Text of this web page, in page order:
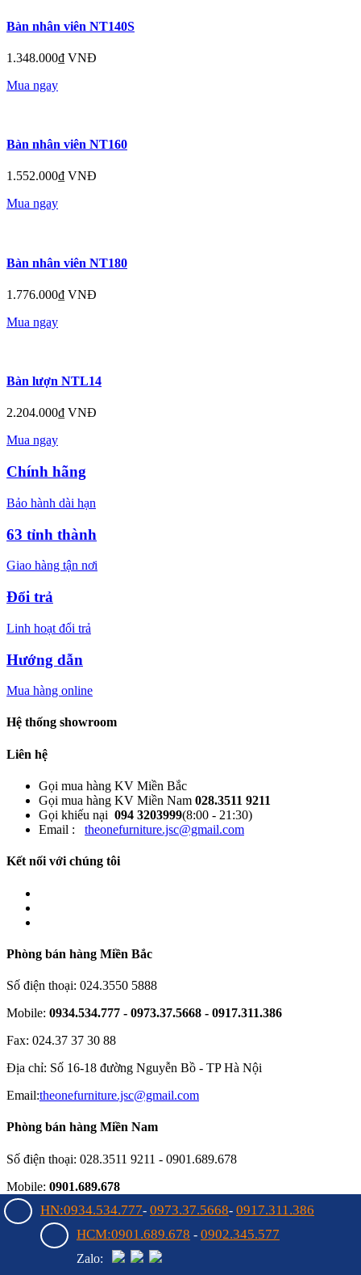
Bàn nhân viên NT140S
1.348.000₫ VNĐ
Mua ngay
Bàn nhân viên NT160
1.552.000₫ VNĐ
Mua ngay
Bàn nhân viên NT180
1.776.000₫ VNĐ
Mua ngay
Bàn lượn NTL14
2.204.000₫ VNĐ
Mua ngay
Chính hãng
Bảo hành dài hạn
63 tỉnh thành
Giao hàng tận nơi
Đổi trả
Linh hoạt đổi trả
Hướng dẫn
Mua hàng online
Hệ thống showroom
Liên hệ
Gọi mua hàng KV Miền Bắc
Gọi mua hàng KV Miền Nam 028.3511 9211
Gọi khiếu nại 094 3203999(8:00 - 21:30)
Email : theonefurniture.jsc@gmail.com
Kết nối với chúng tôi
Phòng bán hàng Miền Bắc
Số điện thoại: 024.3550 5888
Mobile: 0934.534.777 - 0973.37.5668 - 0917.311.386
Fax: 024.37 37 30 88
Địa chỉ: Số 16-18 đường Nguyễn Bồ - TP Hà Nội
Email:theonefurniture.jsc@gmail.com
Phòng bán hàng Miền Nam
Số điện thoại: 028.3511 9211 - 0901.689.678
Mobile: 0901.689.678
Fax: 028.38997105
Địa chỉ: 55 Bạch Đằng, Phường 15, Q. Bình Thạnh, HCM
HN:0934.534.777- 0973.37.5668- 0917.311.386
HCM:0901.689.678 - 0902.345.577
Zalo: